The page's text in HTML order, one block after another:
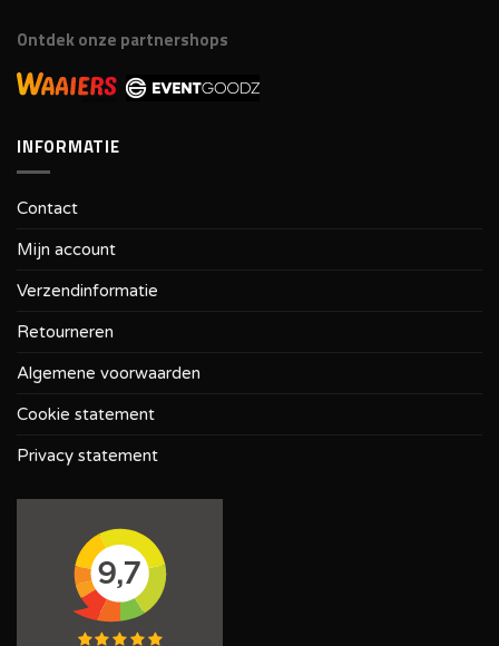
Ontdek onze partnershops
INFORMATIE
Contact
Mijn account
Verzendinformatie
Retourneren
Algemene voorwaarden
Cookie statement
Privacy statement